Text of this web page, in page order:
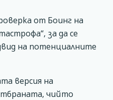
от Боинг на
за да се
на потенциалните
версия на
чийто